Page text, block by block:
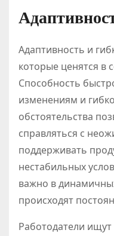
Адаптивность и
которые ценятся
Способность
изменениям и
обстоятельства
справляться с
поддерживать
нестабильных
важно в
происходят
Работодатели